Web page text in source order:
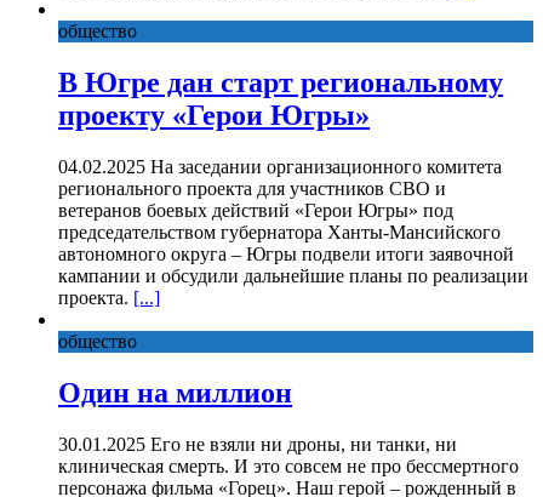
общество
В Югре дан старт региональному
проекту «Герои Югры»
04.02.2025 На заседании организационного комитета
регионального проекта для участников СВО и
ветеранов боевых действий «Герои Югры» под
председательством губернатора Ханты-Мансийского
автономного округа – Югры подвели итоги заявочной
кампании и обсудили дальнейшие планы по реализации
проекта. [...]
общество
Один на миллион
30.01.2025 Его не взяли ни дроны, ни танки, ни
клиническая смерть. И это совсем не про бессмертного
персонажа фильма «Горец». Наш герой – рожденный в